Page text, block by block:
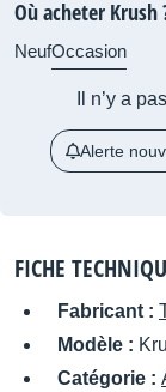
Où acheter Krush
NeufOccasion
Il n’y a
Alerte
FICHE
Fabricant :
Modèle :
Catégorie :